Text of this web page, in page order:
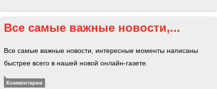
Все самые важные новости,...
Все самые важные новости, интересные моменты написаны
быстрее всего в нашей новой онлайн-газете.
Комментарии